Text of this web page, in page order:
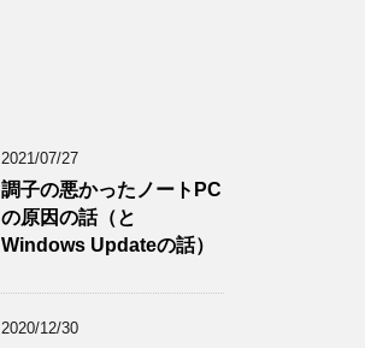
2021/07/27
調子の悪かったノートPC
の原因の話（と
Windows Updateの話）
2020/12/30